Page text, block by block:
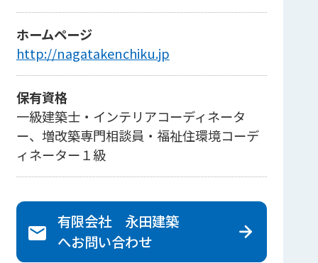
ホームページ
http://nagatakenchiku.jp
保有資格
一級建築士・インテリアコーディネータ
ー、増改築専門相談員・福祉住環境コーデ
ィネーター１級
有限会社 永田建築
へお問い合わせ